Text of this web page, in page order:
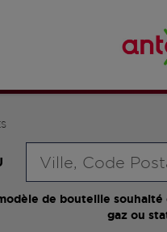
de bouteille
gaz ou